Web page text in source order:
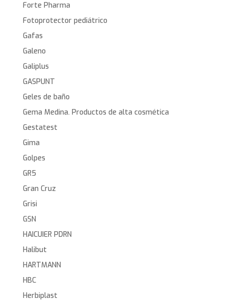
Forte Pharma
Fotoprotector pediátrico
Gafas
Galeno
Galiplus
GASPUNT
Geles de baño
Gema Medina. Productos de alta cosmética
Gestatest
Gima
Golpes
GR5
Gran Cruz
Grisi
GSN
HAICUIER PDRN
Halibut
HARTMANN
HBC
Herbiplast